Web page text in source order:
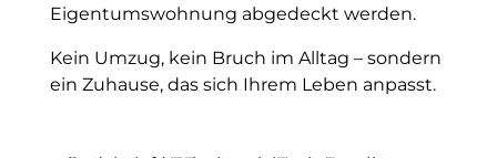
Eigentumswohnung abgedeckt werden.
Kein Umzug, kein Bruch im Alltag – sondern
ein Zuhause, das sich Ihrem Leben anpasst.